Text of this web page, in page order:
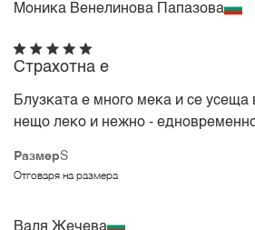
Моника Венелинова Папазова
РазмерS
Отговаря на размера
Страхотна е
Блузката е много мека и се усеща
нещо леко и нежно -